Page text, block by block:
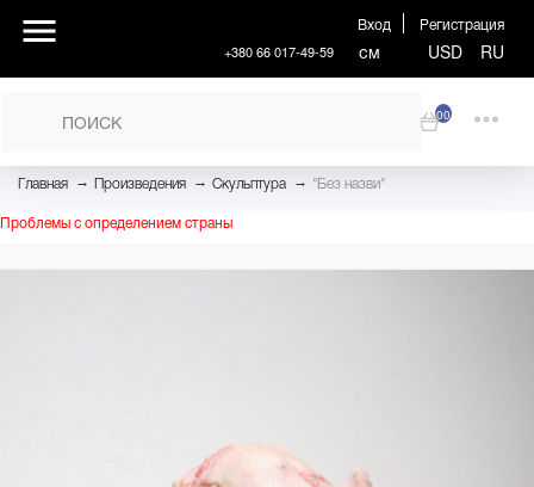
Вход Регистрация
+380 66 017-49-59 см USD RU
00
Главная → Произведения → Скульптура → "Без назви"
Проблемы с определением страны